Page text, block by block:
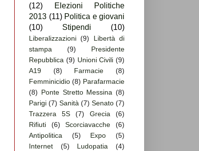
(12)
Elezioni Politiche
2013 (11) Politica e giovani
(10)
Stipendi (10)
Liberalizzazioni (9)
Libertà di
stampa
(9)
Presidente
Repubblica (9) Unioni Civili (9)
A19
(8) Farmacie
(8)
Femminicidio (8) Parafarmacie
(8) Ponte Stretto Messina (8)
Parigi (7) Sanità (7) Senato (7)
Trazzera 5S
(7) Grecia
(6)
Rifiuti
(6) Scorciavacche
(6)
Antipolitica
(5) Expo
(5)
Internet
(5) Ludopatia
(4)